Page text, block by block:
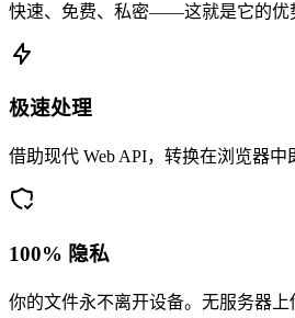
快速、免费、私密——这就是它的优
极速处理
借助现代 Web API，转换在浏览器中
100% 隐私
你的文件永不离开设备。无服务器上